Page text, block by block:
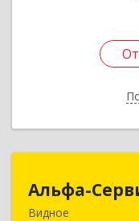
Альфа-
Видное